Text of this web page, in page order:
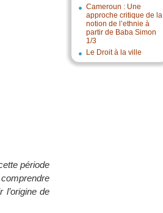
Cameroun : Une
approche critique de la
notion de l’ethnie à
partir de Baba Simon
1/3
Le Droit à la ville
période
l’origine de